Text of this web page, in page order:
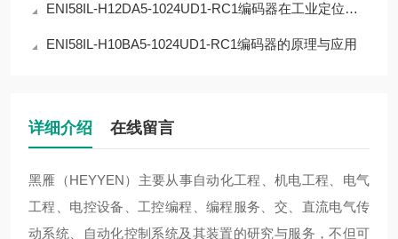
ENI58IL-H12DA5-1024UD1-RC1编码器在工业定位中的应用
ENI58IL-H10BA5-1024UD1-RC1编码器的原理与应用
详细介绍 在线留言
黑雁（HEYYEN）主要从事自动化工程、机电工程、电气
工程、电控设备、工控编程、编程服务、交、直流电气传
动系统、自动化控制系统及其装置的研究与服务，不但可